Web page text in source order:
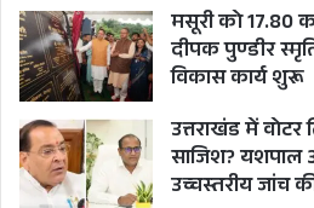
मसूरी को 17.80
दीपक पुण्डीर
विकास कार्य शुरू
उत्तराखंड में वोटर
साजिश? यशपाल
उच्चस्तरीय जांच